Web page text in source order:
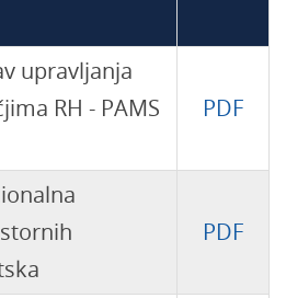
upravljanja
RH - PAMS
PDF
PDF